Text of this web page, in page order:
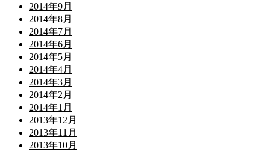
2014年9月
2014年8月
2014年7月
2014年6月
2014年5月
2014年4月
2014年3月
2014年2月
2014年1月
2013年12月
2013年11月
2013年10月